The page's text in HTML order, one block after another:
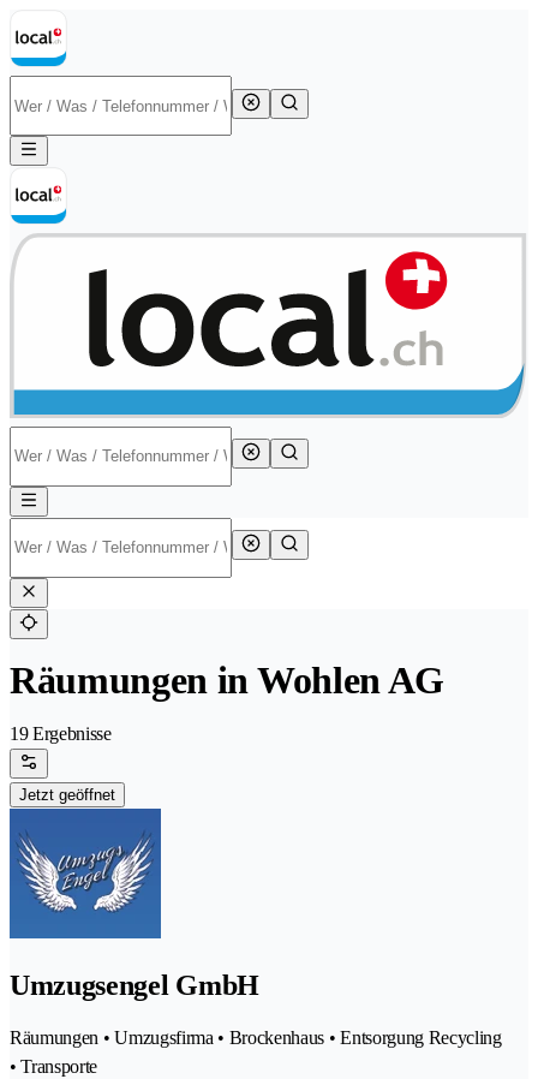
Räumungen in Wohlen AG
19 Ergebnisse
Jetzt geöffnet
Umzugsengel GmbH
Räumungen • Umzugsfirma • Brockenhaus • Entsorgung Recycling
• Transporte